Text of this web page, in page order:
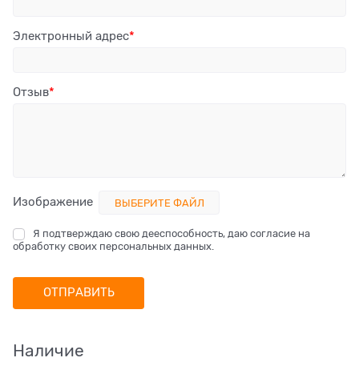
Электронный адрес
Отзыв
Изображение ВЫБЕРИТЕ ФАЙЛ
Я подтверждаю свою дееспособность, даю согласие на
обработку своих персональных данных.
Наличие